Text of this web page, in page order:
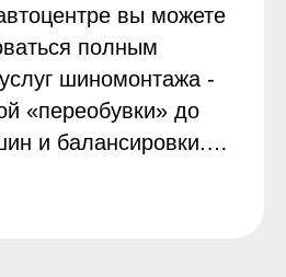
вы можете
полным
шиномонтажа -
«переобувки» до
и балансировки.
современное
и работаем только